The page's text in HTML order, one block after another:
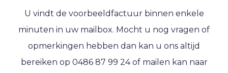
U vindt de voorbeeldfactuur binnen enkele
minuten in uw mailbox. Mocht u nog vragen of
opmerkingen hebben dan kan u ons altijd
bereiken op 0486 87 99 24 of mailen kan naar